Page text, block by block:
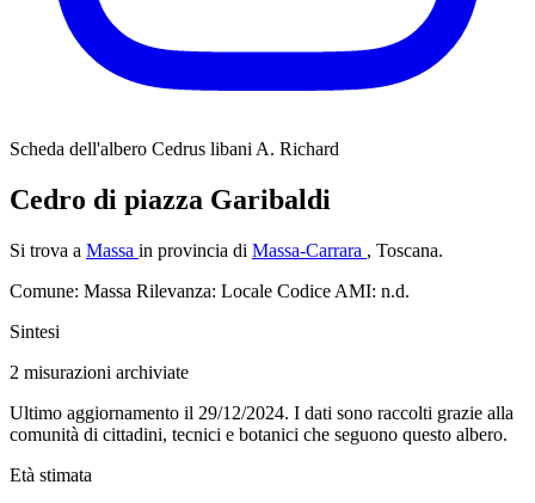
Scheda dell'albero Cedrus libani A. Richard
Cedro di piazza Garibaldi
Si trova a Massa in provincia di Massa-Carrara , Toscana.
Comune: Massa Rilevanza: Locale Codice AMI: n.d.
Sintesi
2 misurazioni archiviate
Ultimo aggiornamento il 29/12/2024. I dati sono raccolti grazie alla
comunità di cittadini, tecnici e botanici che seguono questo albero.
Età stimata